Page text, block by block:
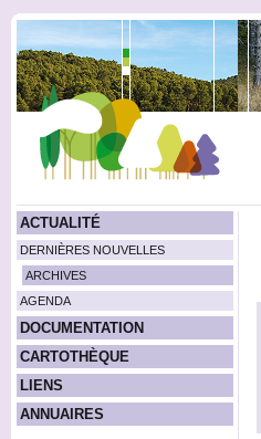
ACTUALITÉ
DERNIÈRES NOUVELLES
ARCHIVES
AGENDA
DOCUMENTATION
CARTOTHÈQUE
LIENS
ANNUAIRES